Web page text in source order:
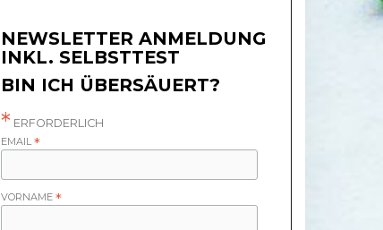
NEWSLETTER ANMELDUNG
INKL. SELBSTTEST
BIN ICH ÜBERSÄUERT?
* ERFORDERLICH
EMAIL*
VORNAME*